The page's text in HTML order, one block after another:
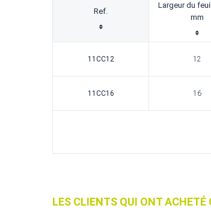
Ref.
Largeur du
mm
11CC12 12
11CC16 16
LES CLIENTS QUI ONT